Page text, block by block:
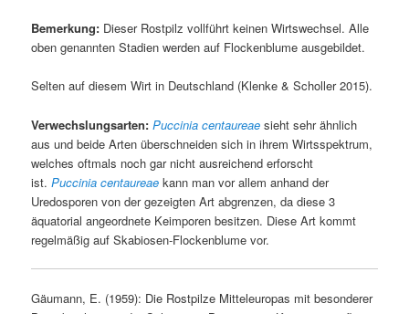
Bemerkung: Dieser Rostpilz vollführt keinen Wirtswechsel. Alle
oben genannten Stadien werden auf Flockenblume ausgebildet.
Selten auf diesem Wirt in Deutschland (Klenke & Scholler 2015).
Verwechslungsarten:Puccinia centaureae sieht sehr ähnlich
aus und beide Arten überschneiden sich in ihrem Wirtsspektrum,
welches oftmals noch gar nicht ausreichend erforscht
ist.Puccinia centaureae kann man vor allem anhand der
Uredosporen von der gezeigten Art abgrenzen, da diese 3
äquatorial angeordnete Keimporen besitzen. Diese Art kommt
regelmäßig auf Skabiosen-Flockenblume vor.
Gäumann, E. (1959): Die Rostpilze Mitteleuropas mit besonderer